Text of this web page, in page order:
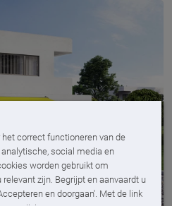
correct functioneren van de
social media en
worden gebruikt om
zijn. Begrijpt en aanvaardt u
en doorgaan'. Met de link